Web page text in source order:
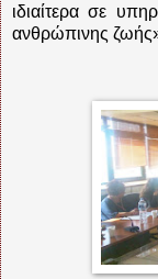
ιδιαίτερα σε
ανθρώπινης